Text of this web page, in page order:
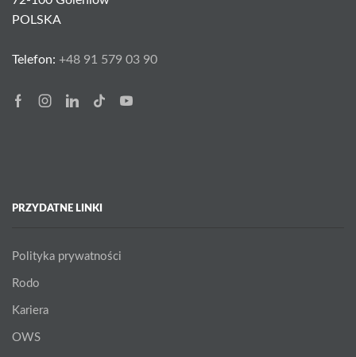
POLSKA
Telefon: +48 91 579 03 90
FacebookInstagram
Linkedin
Tik-
Youtube
PRZYDATNE LINKI
Polityka prywatności
Rodo
Kariera
OWS